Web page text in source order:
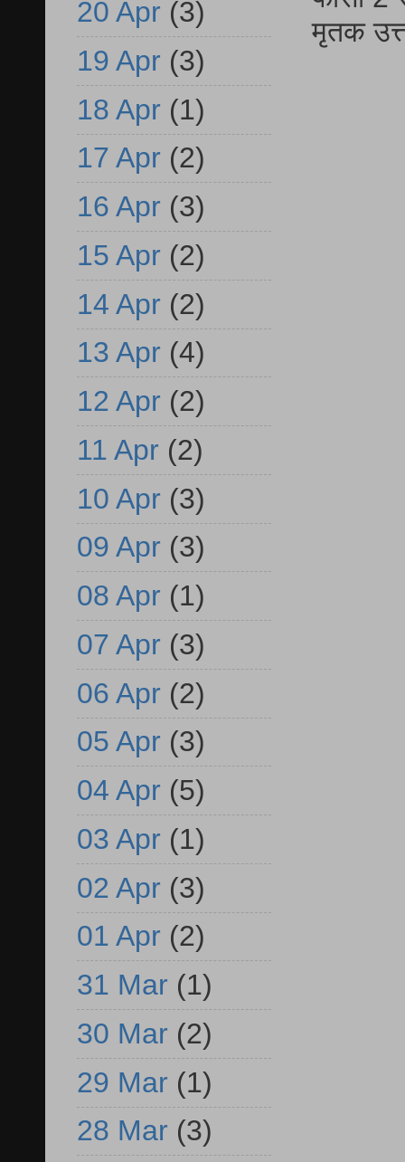
मृतक
20 Apr (3)
19 Apr (3)
18 Apr (1)
17 Apr (2)
16 Apr (3)
15 Apr (2)
14 Apr (2)
13 Apr (4)
12 Apr (2)
11 Apr (2)
10 Apr (3)
09 Apr (3)
08 Apr (1)
07 Apr (3)
06 Apr (2)
05 Apr (3)
04 Apr (5)
03 Apr (1)
02 Apr (3)
01 Apr (2)
31 Mar (1)
30 Mar (2)
29 Mar (1)
28 Mar (3)